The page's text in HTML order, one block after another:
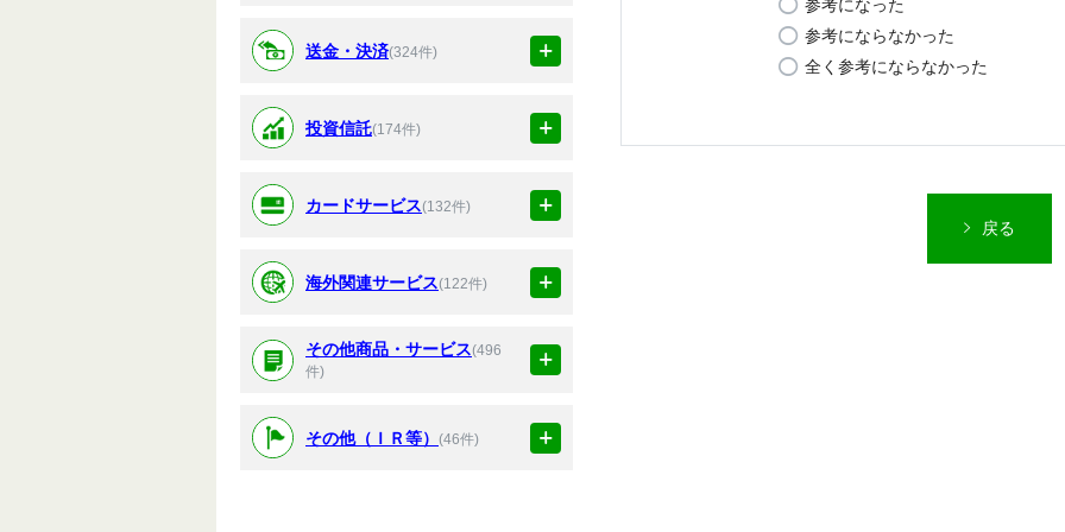
送金・決済(324件)
投資信託(174件)
カードサービス(132件)
海外関連サービス(122件)
その他商品・サービス(496
件)
その他（ＩＲ等） (46件)
参考になった
参考にならなかった
全く参考にならなかった
戻る